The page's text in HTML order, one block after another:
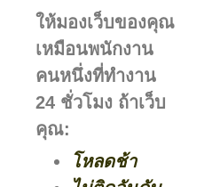
ให้มองเว็บของคุณ
เหมือนพนักงาน
คนหนึ่งที่ทำงาน
24 ชั่วโมง ถ้าเว็บ
คุณ:
โหลดช้า